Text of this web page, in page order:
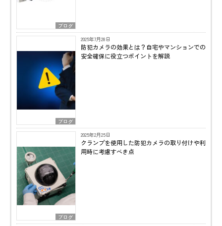
ブログ
ブログ
2025年7月28日
防犯カメラの効果とは？自宅やマンションでの
安全確保に役立つポイントを解説
ブログ
2025年2月25日
クランプを使用した防犯カメラの取り付けや利
用時に考慮すべき点